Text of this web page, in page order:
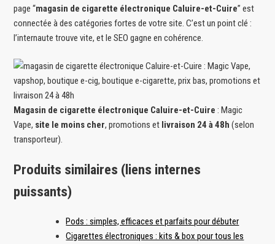
page “magasin de cigarette électronique Caluire-et-Cuire” est
connectée à des catégories fortes de votre site. C’est un point clé :
l’internaute trouve vite, et le SEO gagne en cohérence.
Magasin de cigarette électronique Caluire-et-Cuire : Magic
Vape, site le moins cher, promotions et livraison 24 à 48h (selon
transporteur).
Produits similaires (liens internes
puissants)
Pods : simples, efficaces et parfaits pour débuter
Cigarettes électroniques : kits & box pour tous les